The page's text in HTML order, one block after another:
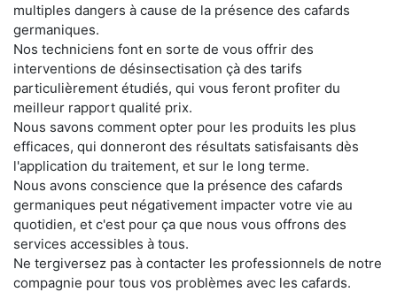
multiples dangers à cause de la présence des cafards
germaniques.
Nos techniciens font en sorte de vous offrir des
interventions de désinsectisation çà des tarifs
particulièrement étudiés, qui vous feront profiter du
meilleur rapport qualité prix.
Nous savons comment opter pour les produits les plus
efficaces, qui donneront des résultats satisfaisants dès
l'application du traitement, et sur le long terme.
Nous avons conscience que la présence des cafards
germaniques peut négativement impacter votre vie au
quotidien, et c'est pour ça que nous vous offrons des
services accessibles à tous.
Ne tergiversez pas à contacter les professionnels de notre
compagnie pour tous vos problèmes avec les cafards.